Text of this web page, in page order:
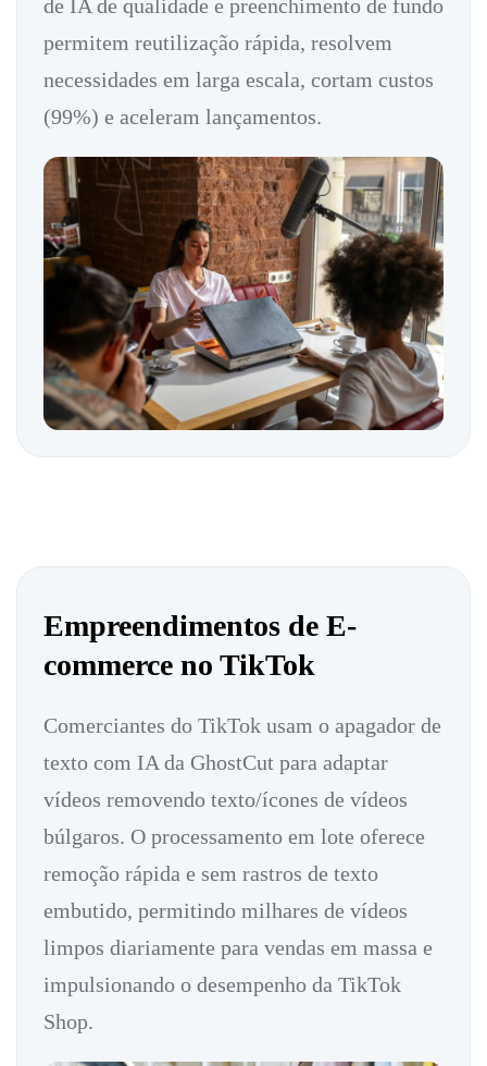
de IA de qualidade e preenchimento de fundo
permitem reutilização rápida, resolvem
necessidades em larga escala, cortam custos
(99%) e aceleram lançamentos.
Empreendimentos de E-
commerce no TikTok
Comerciantes do TikTok usam o apagador de
texto com IA da GhostCut para adaptar
vídeos removendo texto/ícones de vídeos
búlgaros. O processamento em lote oferece
remoção rápida e sem rastros de texto
embutido, permitindo milhares de vídeos
limpos diariamente para vendas em massa e
impulsionando o desempenho da TikTok
Shop.